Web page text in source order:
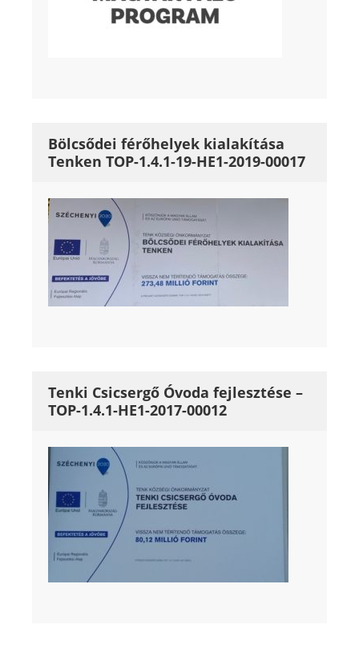
Bölcsődei férőhelyek kialakítása
Tenken TOP-1.4.1-19-HE1-2019-00017
Tenki Csicsergő Óvoda fejlesztése –
TOP-1.4.1-HE1-2017-00012